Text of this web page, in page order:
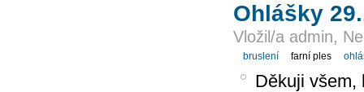
Ohlášky
Vložil/a admin,
bruslení farní ples
Děkuji všem,